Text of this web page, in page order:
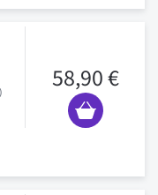
58,90 €